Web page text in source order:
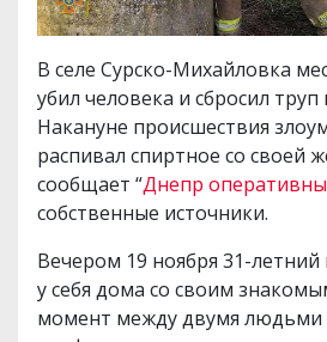
В селе Сурско-Михайловка
убил человека и сбросил
Накануне происшествия
распивал спиртное со своей
сообщает “Днепр
собственные источники.
Вечером 19 ноября 31-
у себя дома со своим
момент между двумя людьми